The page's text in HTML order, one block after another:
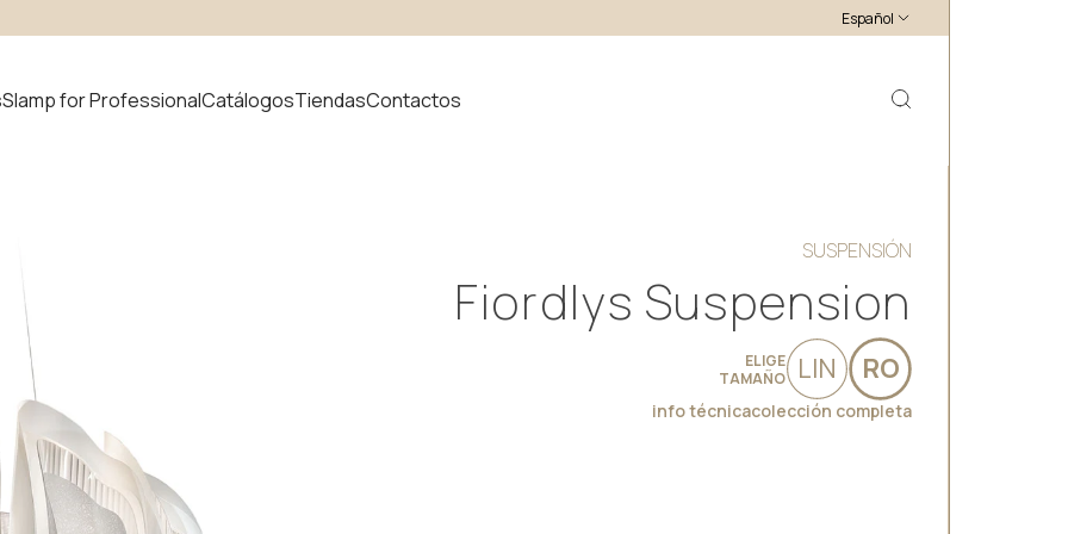
Español
Slamp for ProfessionalCatálogosTiendasContactos
SUSPENSIÓN
Fiordlys Suspension
ELIGE
TAMAÑO
LIN RO
info técnicacolección completa